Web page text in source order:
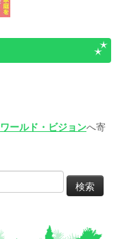
ワールド・ビジョンへ寄